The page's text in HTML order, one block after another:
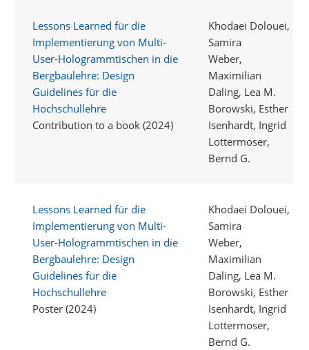
Lessons Learned für die
Implementierung von Multi-
User-Hologrammtischen in die
Bergbaulehre: Design
Guidelines für die
Hochschullehre
Contribution to a book (2024)
Khodaei Dolouei,
Samira
Weber,
Maximilian
Daling, Lea M.
Borowski, Esther
Isenhardt, Ingrid
Lottermoser,
Bernd G.
Lessons Learned für die
Implementierung von Multi-
User-Hologrammtischen in die
Bergbaulehre: Design
Guidelines für die
Hochschullehre
Poster (2024)
Khodaei Dolouei,
Samira
Weber,
Maximilian
Daling, Lea M.
Borowski, Esther
Isenhardt, Ingrid
Lottermoser,
Bernd G.